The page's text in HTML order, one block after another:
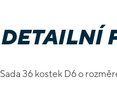
DETAILNÍ
Sada 36 kostek D6 o